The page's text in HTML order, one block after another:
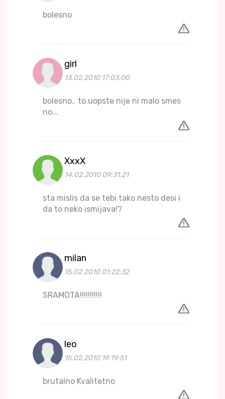
bolesno
girl
13.02.2010 17:03:00
bolesno.. to uopste nije ni malo smes
no...
XxxX
14.02.2010 09:31:21
sta mislis da se tebi tako nesto desi i
da to neko ismijava!?
milan
15.02.2010 01:22:32
SRAMOTA!!!!!!!!!!!
leo
15.02.2010 19:19:51
brutalno Kvalitetno